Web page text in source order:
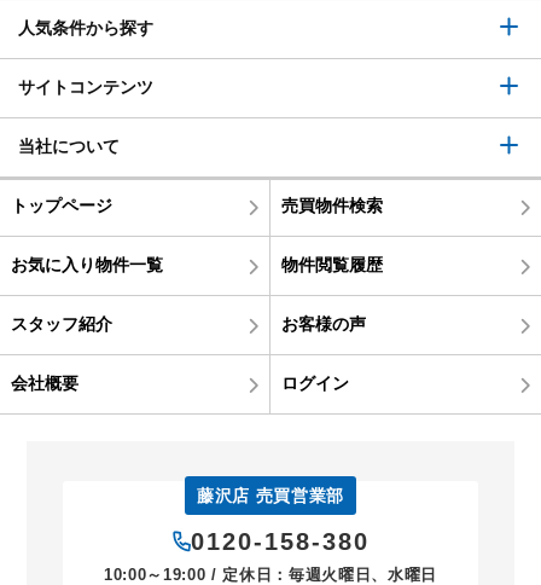
人気条件から探す
サイトコンテンツ
当社について
トップページ 売買物件検索
お気に入り物件一覧 物件閲覧履歴
スタッフ紹介 お客様の声
会社概要 ログイン
藤沢店 売買営業部
0120-158-380
10:00～19:00 / 定休日：毎週火曜日、水曜日